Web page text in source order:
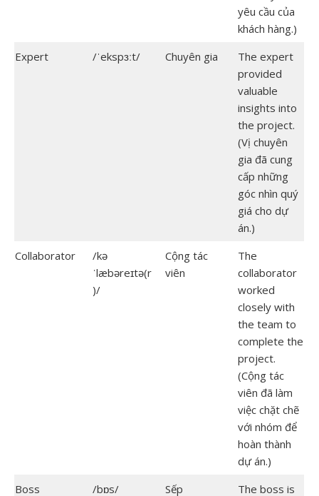
yêu cầu của
khách hàng.)
Expert
/ˈekspɜːt/ Chuyên gia
The expert
provided
valuable
insights into
the project.
(Vị chuyên
gia đã cung
cấp những
góc nhìn quý
giá cho dự
án.)
Collaborator
/kə
ˈlæbəreɪtə(r
)/
Cộng tác
viên
The
collaborator
worked
closely with
the team to
complete the
project.
(Cộng tác
viên đã làm
việc chặt chẽ
với nhóm để
hoàn thành
dự án.)
Boss
/bɒs/ Sếp
The boss is